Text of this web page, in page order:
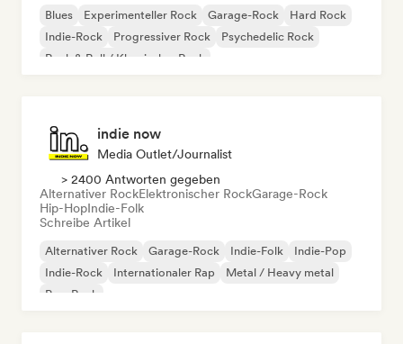
Blues Experimenteller Rock Garage-Rock
Hard Rock
Indie-Rock
Progressiver Rock
Psychedelic Rock
Rock & Roll / Klassischer Rock
indie now
Media Outlet/Journalist
> 2400 Antworten gegeben
Alternativer RockElektronischer RockGarage-Rock
Hip-HopIndie-Folk
Schreibe Artikel
Alternativer Rock Garage-Rock Indie-Folk
Indie-Pop
Indie-Rock
Internationaler Rap
Metal / Heavy metal
Pop-Rock